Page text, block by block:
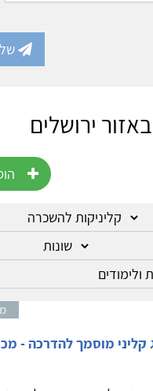
ירושלים
קליני מוסמך להדרכה -